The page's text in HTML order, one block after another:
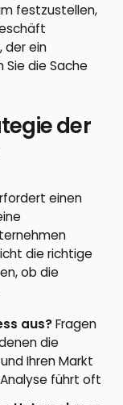
festzustellen,
der ein
die Sache
der
einen
die richtige
ob die
aus?Fragen
die
Ihren Markt
führt oft